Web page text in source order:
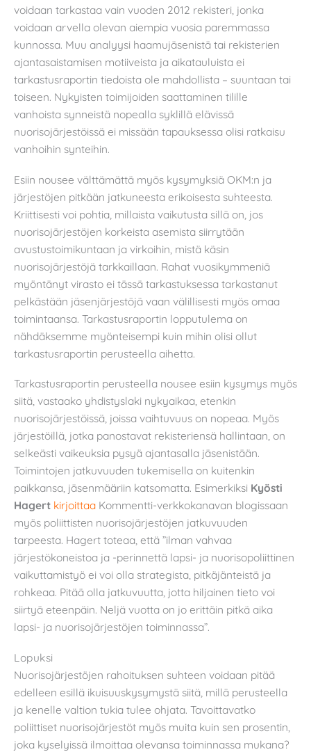
voidaan tarkastaa vain vuoden 2012 rekisteri, jonka
voidaan arvella olevan aiempia vuosia paremmassa
kunnossa. Muu analyysi haamujäsenistä tai rekisterien
ajantasaistamisen motiiveista ja aikatauluista ei
tarkastusraportin tiedoista ole mahdollista – suuntaan tai
toiseen. Nykyisten toimijoiden saattaminen tilille
vanhoista synneistä nopealla syklillä elävissä
nuorisojärjestöissä ei missään tapauksessa olisi ratkaisu
vanhoihin synteihin.
Esiin nousee välttämättä myös kysymyksiä OKM:n ja
järjestöjen pitkään jatkuneesta erikoisesta suhteesta.
Kriittisesti voi pohtia, millaista vaikutusta sillä on, jos
nuorisojärjestöjen korkeista asemista siirrytään
avustustoimikuntaan ja virkoihin, mistä käsin
nuorisojärjestöjä tarkkaillaan. Rahat vuosikymmeniä
myöntänyt virasto ei tässä tarkastuksessa tarkastanut
pelkästään jäsenjärjestöjä vaan välillisesti myös omaa
toimintaansa. Tarkastusraportin lopputulema on
nähdäksemme myönteisempi kuin mihin olisi ollut
tarkastusraportin perusteella aihetta.
Tarkastusraportin perusteella nousee esiin kysymys myös
siitä, vastaako yhdistyslaki nykyaikaa, etenkin
nuorisojärjestöissä, joissa vaihtuvuus on nopeaa. Myös
järjestöillä, jotka panostavat rekisteriensä hallintaan, on
selkeästi vaikeuksia pysyä ajantasalla jäsenistään.
Toimintojen jatkuvuuden tukemisella on kuitenkin
paikkansa, jäsenmääriin katsomatta. Esimerkiksi Kyösti
Hagert kirjoittaa Kommentti-verkkokanavan blogissaan
myös poliittisten nuorisojärjestöjen jatkuvuuden
tarpeesta. Hagert toteaa, että ”ilman vahvaa
järjestökoneistoa ja -perinnettä lapsi- ja nuorisopoliittinen
vaikuttamistyö ei voi olla strategista, pitkäjänteistä ja
rohkeaa. Pitää olla jatkuvuutta, jotta hiljainen tieto voi
siirtyä eteenpäin. Neljä vuotta on jo erittäin pitkä aika
lapsi- ja nuorisojärjestöjen toiminnassa”.
Lopuksi
Nuorisojärjestöjen rahoituksen suhteen voidaan pitää
edelleen esillä ikuisuuskysymystä siitä, millä perusteella
ja kenelle valtion tukia tulee ohjata. Tavoittavatko
poliittiset nuorisojärjestöt myös muita kuin sen prosentin,
joka kyselyissä ilmoittaa olevansa toiminnassa mukana?